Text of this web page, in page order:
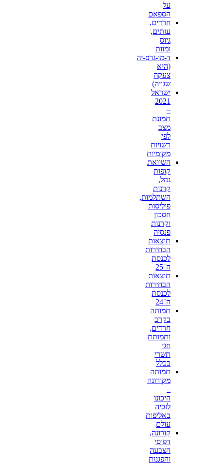
על
הספאם
חרדים,
עזתים,
גיוס
ומוות
ד-מו-גרפ-יה
(היא
צעקה
שגויה)
ישראל
2021
–
תמונת
מצב
לפי
רשויות
מקומיות
השוואת
קופות
גמל,
קרנות
השתלמות,
פוליסות
חסכון
וקרנות
פנסיה
תוצאות
הבחירות
לכנסת
ה־25
תוצאות
הבחירות
לכנסת
ה־24
תמותה
בקרב
חרדים,
ותמותת
חגי
תשרי
בכלל
תמותה
מקורונה
–
היכונו
לזכיה
באליפות
עולם
קורונה,
דפוסי
הצבעה
והפגנות